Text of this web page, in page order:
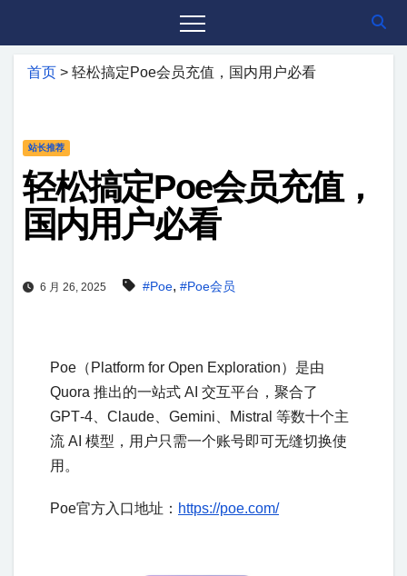
首页 > 轻松搞定Poe会员充值，国内用户必看
站长推荐
轻松搞定Poe会员充值，
国内用户必看
6 月 26, 2025 #Poe, #Poe会员
Poe（Platform for Open Exploration）是由
Quora 推出的一站式 AI 交互平台，聚合了
GPT‑4、Claude、Gemini、Mistral 等数十个主
流 AI 模型，用户只需一个账号即可无缝切换使
用。
Poe官方入口地址： https://poe.com/